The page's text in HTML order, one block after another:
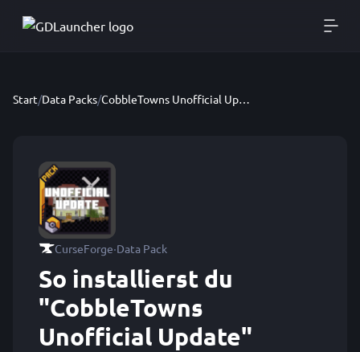
Start/Data Packs/ CobbleTowns Unofficial Update
CurseForge·Data Pack
So installierst du
"CobbleTowns
Unofficial Update"